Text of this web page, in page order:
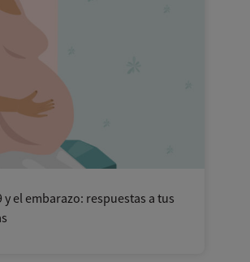
y el embarazo: respuestas a tus